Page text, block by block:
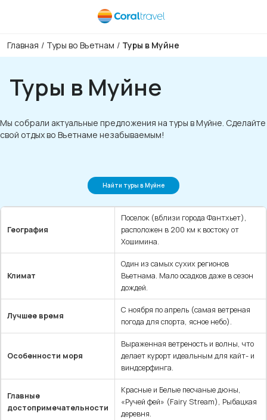
Главная / Туры во Вьетнам / Туры в Муйне
Туры в Муйне
Мы собрали актуальные предложения на туры в Муйне. Сделайте
свой отдых во Вьетнаме незабываемым!
Найти туры в Муйне
География
Поселок (вблизи города Фантхьет),
расположен в 200 км к востоку от
Хошимина.
Климат
Один из самых сухих регионов
Вьетнама. Мало осадков даже в сезон
дождей.
Лучшее время
С ноября по апрель (самая ветреная
погода для спорта, ясное небо).
Особенности моря
Выраженная ветреность и волны, что
делает курорт идеальным для кайт- и
виндсерфинга.
Главные
достопримечательности
Красные и Белые песчаные дюны,
«Ручей фей» (Fairy Stream), Рыбацкая
деревня.